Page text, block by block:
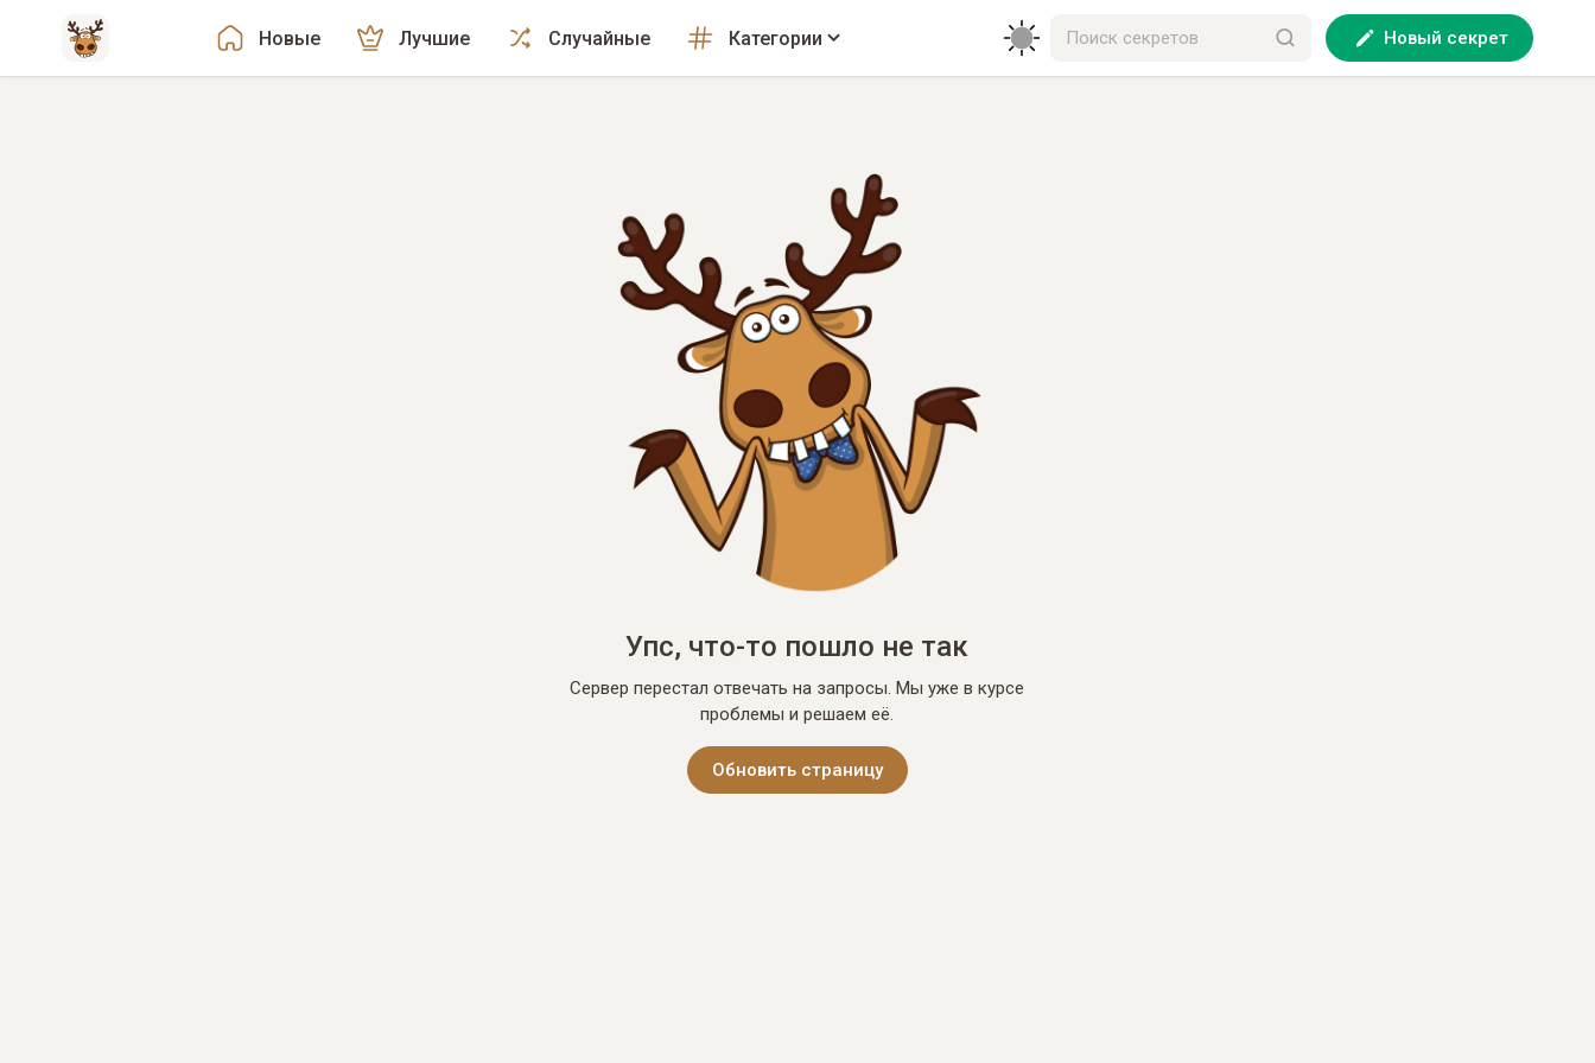
Новые Лучшие Случайные Категории Новый секрет
Упс, что-то пошло не так
Сервер перестал отвечать на запросы. Мы уже в курсе
проблемы и решаем её.
Обновить страницу